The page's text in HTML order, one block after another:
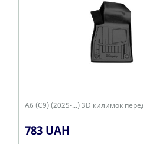
A6 (C9) (2025-...) 3D килимок
783 UAH